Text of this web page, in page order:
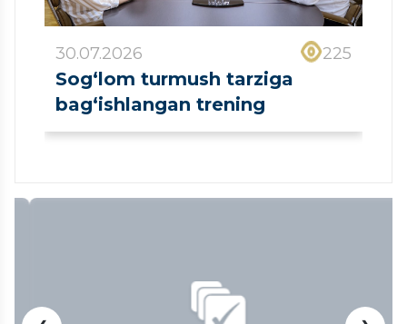
30.07.2026 225
Sog‘lom turmush tarziga
bag‘ishlangan trening